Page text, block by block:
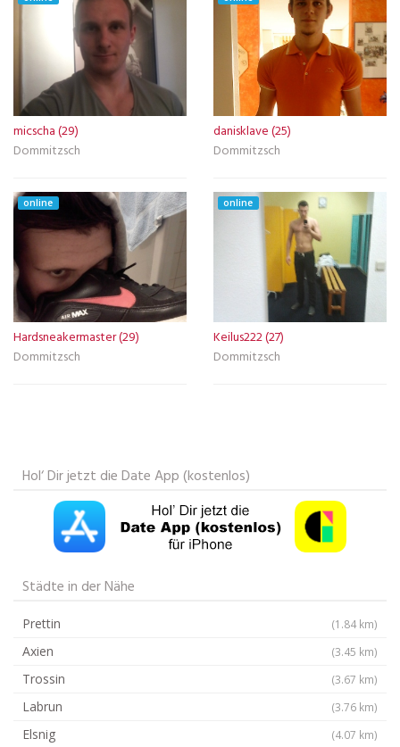
micscha (29)
Dommitzsch
danisklave (25)
Dommitzsch
online
Hardsneakermaster (29)
Dommitzsch
online
Keilus222 (27)
Dommitzsch
Hol‘ Dir jetzt die Date App (kostenlos)
Städte in der Nähe
Prettin (1.84 km)
Axien (3.45 km)
Trossin (3.67 km)
Labrun (3.76 km)
Elsnig (4.07 km)